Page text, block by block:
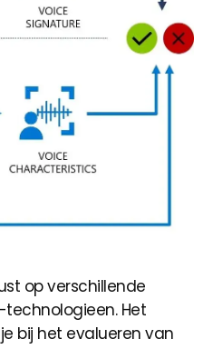
op verschillende
Het
bij het evalueren van